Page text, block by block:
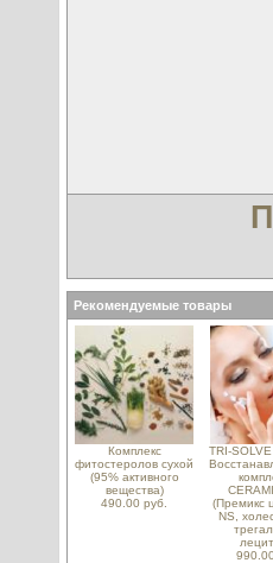
Рекомендуемые товары
Комплекс
фитостеролов сухой
(95% активного
вещества)
490.00 руб.
TRI-
(Премикс
NS,